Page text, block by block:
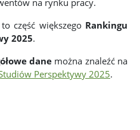
część większego Rankingu
2025.
dane można znaleźć na
Perspektywy 2025.